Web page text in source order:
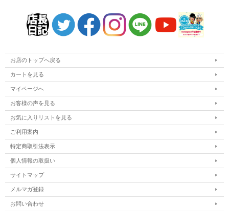
お店のトップへ戻る
カートを見る
マイページへ
お客様の声を見る
お気に入りリストを見る
ご利用案内
特定商取引法表示
個人情報の取扱い
サイトマップ
メルマガ登録
お問い合わせ